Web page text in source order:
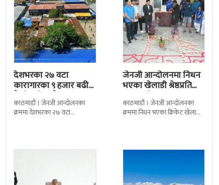
देशभरका २७ वटा
कारागारका ९ हजार बढी
कैदीबन्दी अझै फरार
काठमाडौं । जेनजी आन्दोलनका
क्रममा देशभरका २७ वटा
जेनजी आन्दोलनमा निधन
भएका खेलाडी श्रेष्ठप्रति
श्रद्धाञ्जली
काठमाडौं । जेनजी आन्दोलनका
क्रममा निधन भएका क्रिकेट खेलाडी